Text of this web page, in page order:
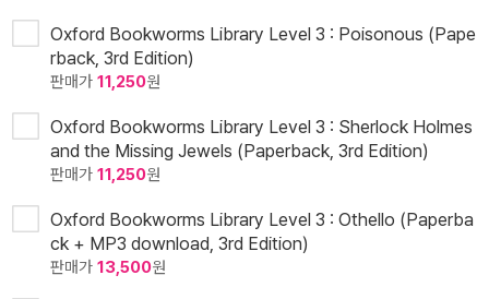
Oxford Bookworms Library Level 3 : Poisonous (Pape
rback, 3rd Edition)
판매가 11,250원
Oxford Bookworms Library Level 3 : Sherlock Holmes
and the Missing Jewels (Paperback, 3rd Edition)
판매가 11,250원
Oxford Bookworms Library Level 3 : Othello (Paperba
ck + MP3 download, 3rd Edition)
판매가 13,500원